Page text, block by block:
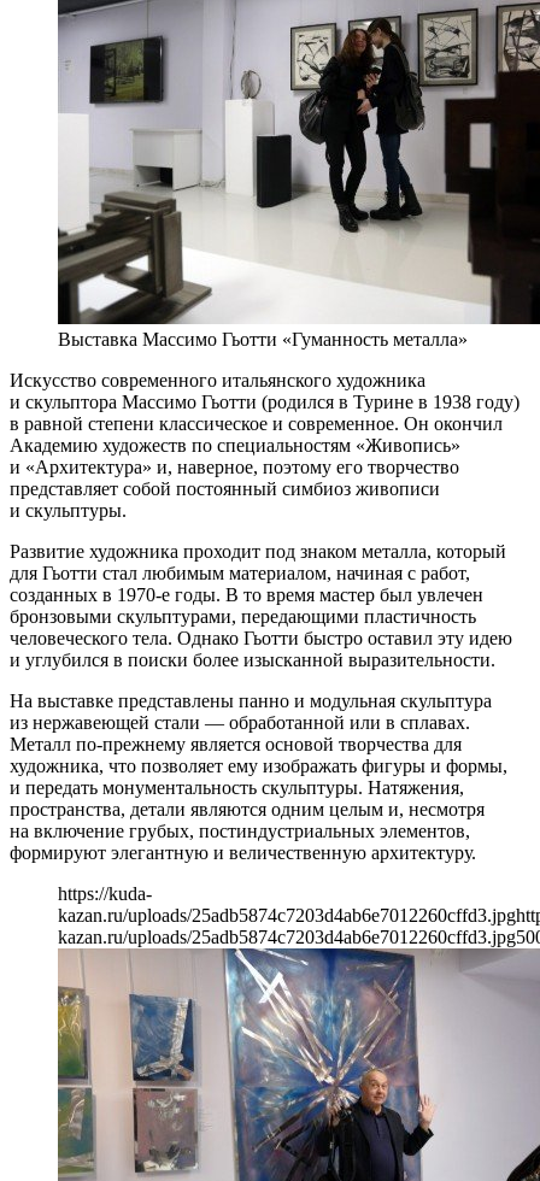
Выставка Массимо Гьотти «Гуманность металла»
Искусство современного итальянского художника
и скульптора Массимо Гьотти (родился в Турине в 1938 году)
в равной степени классическое и современное. Он окончил
Академию художеств по специальностям «Живопись»
и «Архитектура» и, наверное, поэтому его творчество
представляет собой постоянный симбиоз живописи
и скульптуры.
Развитие художника проходит под знаком металла, который
для Гьотти стал любимым материалом, начиная с работ,
созданных в 1970-е годы. В то время мастер был увлечен
бронзовыми скульптурами, передающими пластичность
человеческого тела. Однако Гьотти быстро оставил эту идею
и углубился в поиски более изысканной выразительности.
На выставке представлены панно и модульная скульптура
из нержавеющей стали — обработанной или в сплавах.
Металл по-прежнему является основой творчества для
художника, что позволяет ему изображать фигуры и формы,
и передать монументальность скульптуры. Натяжения,
пространства, детали являются одним целым и, несмотря
на включение грубых, постиндустриальных элементов,
формируют элегантную и величественную архитектуру.
https://kuda-
kazan.ru/uploads/25adb5874c7203d4ab6e7012260cffd3.jpg
kazan.ru/uploads/25adb5874c7203d4ab6e7012260cffd3.jpg